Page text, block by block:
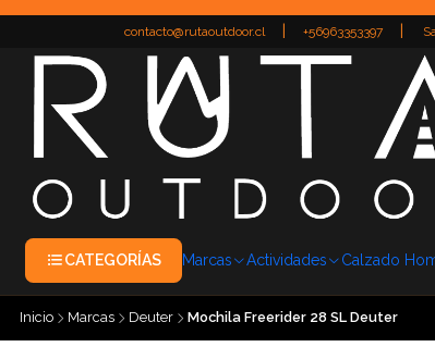
contacto@rutaoutdoor.cl
+56963353397
CATEGORÍAS Marcas Actividades Calzado
Inicio Marcas Deuter Mochila Freerider 28 SL Deuter